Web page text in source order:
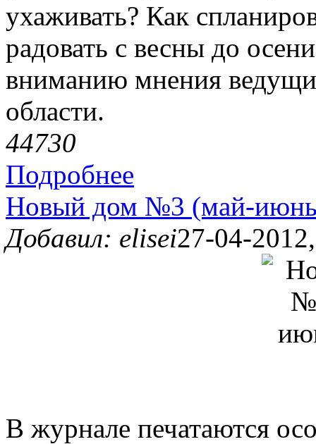
ухаживать? Как
радовать с весны до
вниманию мнения
области.
44730
Подробнее
Новый дом №3 (май-
Добавил: elisei27-04-
В журнале печатаются